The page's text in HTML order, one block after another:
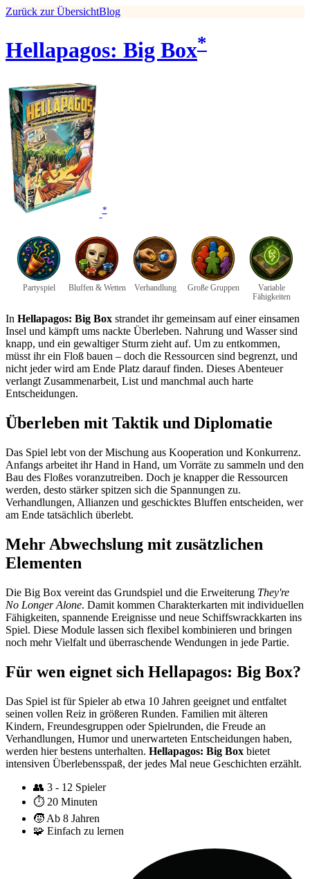
Zurück zur ÜbersichtBlog
Hellapagos: Big Box*
*
Partyspiel Bluffen & Wetten Verhandlung Große Gruppen
Variable
Fähigkeiten
In Hellapagos: Big Box strandet ihr gemeinsam auf einer einsamen
Insel und kämpft ums nackte Überleben. Nahrung und Wasser sind
knapp, und ein gewaltiger Sturm zieht auf. Um zu entkommen,
müsst ihr ein Floß bauen – doch die Ressourcen sind begrenzt, und
nicht jeder wird am Ende Platz darauf finden. Dieses Abenteuer
verlangt Zusammenarbeit, List und manchmal auch harte
Entscheidungen.
Überleben mit Taktik und Diplomatie
Das Spiel lebt von der Mischung aus Kooperation und Konkurrenz.
Anfangs arbeitet ihr Hand in Hand, um Vorräte zu sammeln und den
Bau des Floßes voranzutreiben. Doch je knapper die Ressourcen
werden, desto stärker spitzen sich die Spannungen zu.
Verhandlungen, Allianzen und geschicktes Bluffen entscheiden, wer
am Ende tatsächlich überlebt.
Mehr Abwechslung mit zusätzlichen
Elementen
Die Big Box vereint das Grundspiel und die Erweiterung They're
No Longer Alone. Damit kommen Charakterkarten mit individuellen
Fähigkeiten, spannende Ereignisse und neue Schiffswrackkarten ins
Spiel. Diese Module lassen sich flexibel kombinieren und bringen
noch mehr Vielfalt und überraschende Wendungen in jede Partie.
Für wen eignet sich Hellapagos: Big Box?
Das Spiel ist für Spieler ab etwa 10 Jahren geeignet und entfaltet
seinen vollen Reiz in größeren Runden. Familien mit älteren
Kindern, Freundesgruppen oder Spielrunden, die Freude an
Verhandlungen, Humor und unerwarteten Entscheidungen haben,
werden hier bestens unterhalten. Hellapagos: Big Box bietet
intensiven Überlebensspaß, der jedes Mal neue Geschichten erzählt.
👥 3 - 12 Spieler
⏱️ 20 Minuten
🧒 Ab 8 Jahren
🧩 Einfach zu lernen